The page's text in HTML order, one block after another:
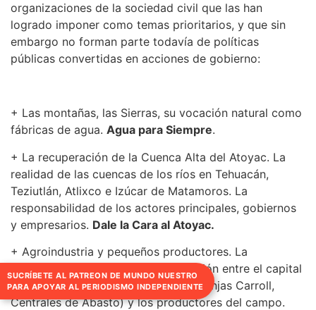
organizaciones de la sociedad civil que las han
logrado imponer como temas prioritarios, y que sin
embargo no forman parte todavía de políticas
públicas convertidas en acciones de gobierno:
+ Las montañas, las Sierras, su vocación natural como
fábricas de agua. Agua para Siempre.
+ La recuperación de la Cuenca Alta del Atoyac. La
realidad de las cuencas de los ríos en Tehuacán,
Teziutlán, Atlixco e Izúcar de Matamoros. La
responsabilidad de los actores principales, gobiernos
y empresarios. Dale la Cara al Atoyac.
+ Agroindustria y pequeños productores. La
reconfiguración de la anómala relación entre el capital
(Wall Mart, Bachoco, los Romero, Granjas Carroll,
Centrales de Abasto) y los productores del campo.
SUCRÍBETE AL PATREON DE MUNDO NUESTRO
PARA APOYAR AL PERIODISMO INDEPENDIENTE